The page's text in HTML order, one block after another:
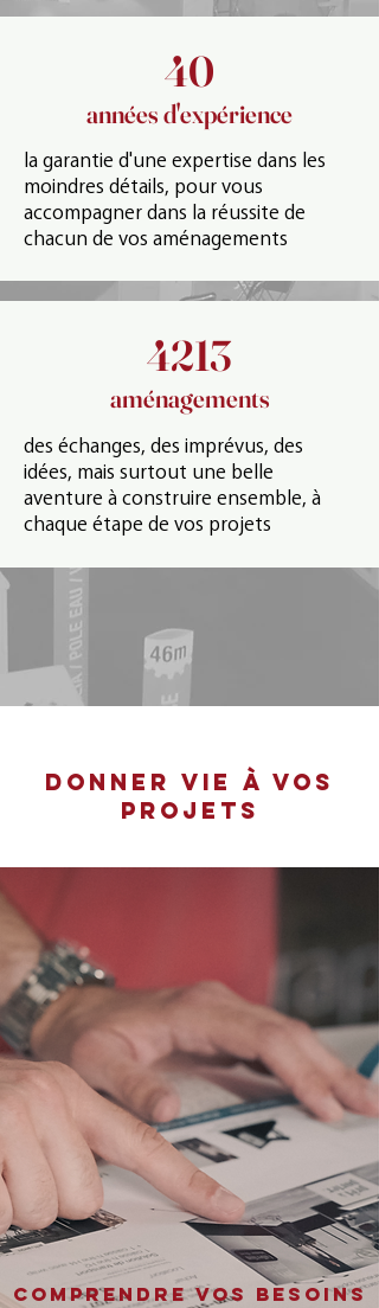
40
années d'expérience
la garantie d'une expertise dans les
moindres détails, pour vous
accompagner dans la réussite de
chacun de vos aménagements
4213
aménagements
des échanges, des imprévus, des
idées, mais surtout une belle
aventure à construire ensemble, à
chaque étape de vos projets
DONNER VIE à vos
projets
Comprendre vos besoins